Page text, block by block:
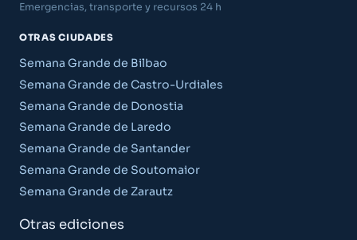
Emergencias, transporte y recursos 24 h
OTRAS CIUDADES
Semana Grande de Bilbao
Semana Grande de Castro-Urdiales
Semana Grande de Donostia
Semana Grande de Laredo
Semana Grande de Santander
Semana Grande de Soutomaior
Semana Grande de Zarautz
Otras ediciones